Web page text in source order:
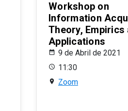
Workshop on
Information
Theory, Empirics
Applications
9 de Abril de 2021
11:30
Zoom